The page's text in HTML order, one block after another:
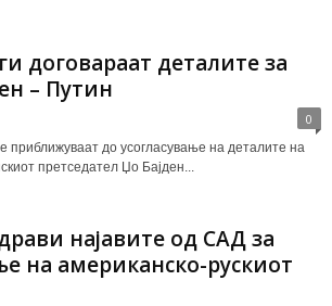
договараат деталите за
– Путин
0
приближуваат до усогласување на деталите на
претседател Џо Бајден...
најавите од САД за
на американско-рускиот